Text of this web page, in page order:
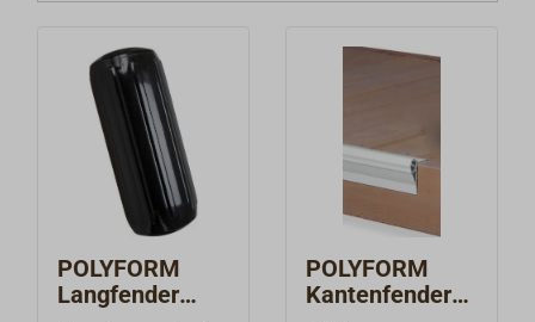
POLYFORM
Langfender
POLYFORM
Kantenfender